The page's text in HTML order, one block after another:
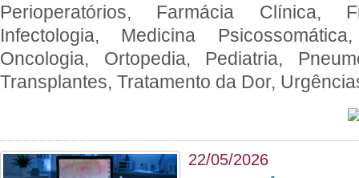
Perioperatórios, Farmácia Clínica,
Infectologia, Medicina
Oncologia, Ortopedia, Pediatria,
Transplantes, Tratamento da Dor,
22/05/2026